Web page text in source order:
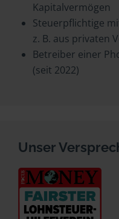
Kapitalvermögen
Steuerpflichtige
z. B. aus privaten
Betreiber einer
(seit 2022)
Unser